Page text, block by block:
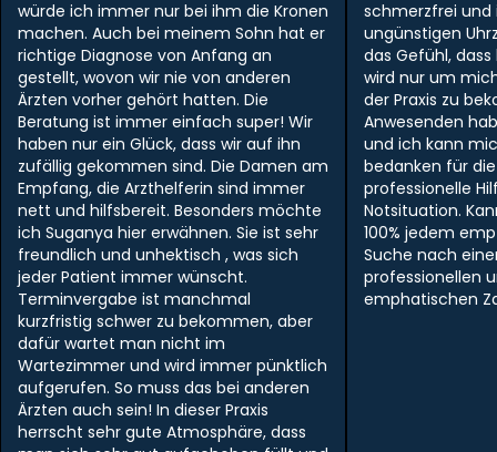
würde ich immer nur bei ihm die Kronen
machen. Auch bei meinem Sohn hat er
richtige Diagnose von Anfang an
gestellt, wovon wir nie von anderen
Ärzten vorher gehört hatten. Die
Beratung ist immer einfach super! Wir
haben nur ein Glück, dass wir auf ihn
zufällig gekommen sind. Die Damen am
Empfang, die Arzthelferin sind immer
nett und hilfsbereit. Besonders möchte
ich Suganya hier erwähnen. Sie ist sehr
freundlich und unhektisch , was sich
jeder Patient immer wünscht.
Terminvergabe ist manchmal
kurzfristig schwer zu bekommen, aber
dafür wartet man nicht im
Wartezimmer und wird immer pünktlich
aufgerufen. So muss das bei anderen
Ärzten auch sein! In dieser Praxis
herrscht sehr gute Atmosphäre, dass
schmerzfrei
ungünstigen
das Gefühl,
wird nur um
der Praxis zu
Anwesenden
und ich kann
bedanken für
professionelle
Notsituation.
100% jedem
Suche nach
professionellen
emphatischen